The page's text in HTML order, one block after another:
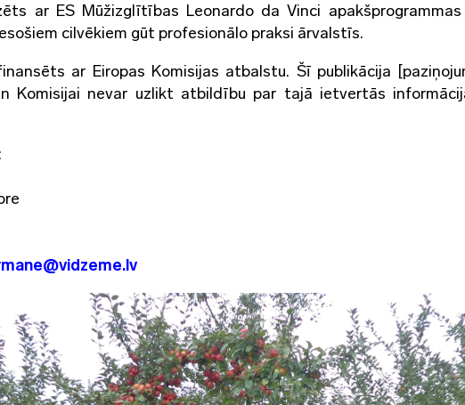
ar ES Mūžizglītības Leonardo da Vinci
cilvēkiem gūt profesionālo praksi ārvalstīs.
ar Eiropas Komisijas atbalstu. Šī publikācija
Komisijai nevar uzlikt atbildību par tajā ietvertās